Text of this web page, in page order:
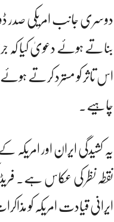
دوسری جانب امریکی صدر
بناتے ہوئے دعویٰ کیا کہ
اس تاثر کو مسترد کرتے
چاہیے۔
یہ کشیدگی ایران اور
نقطہ نظر کی عکاس ہے۔
ایرانی قیادت امریکہ کو